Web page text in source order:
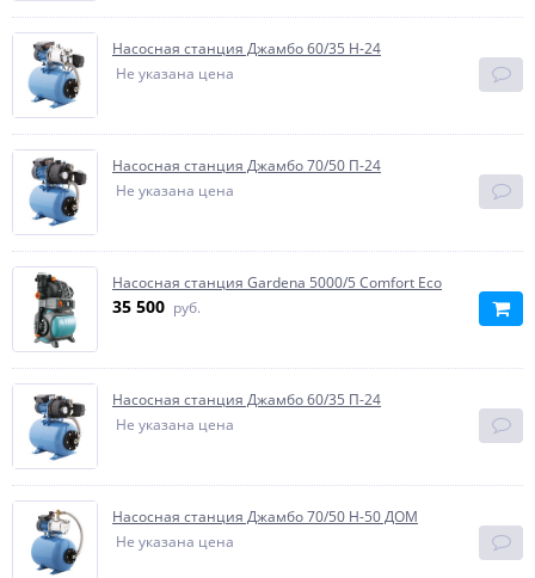
Насосная станция Джамбо 60/35 Н-24
Не указана цена
Насосная станция Джамбо 70/50 П-24
Не указана цена
Насосная станция Gardena 5000/5 Comfort Eco
35 500 руб.
Насосная станция Джамбо 60/35 П-24
Не указана цена
Насосная станция Джамбо 70/50 Н-50 ДОМ
Не указана цена